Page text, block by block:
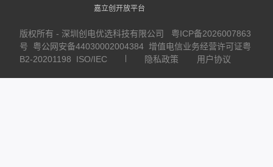
嘉立创开放平台
版权所有 - 深圳创电优选科技有限公司
粤ICP备2026007863
号
粤公网安备44030002004384 增值电信业务经营许可证粤
B2-20201198
ISO/IEC 隐私政策 用户协议